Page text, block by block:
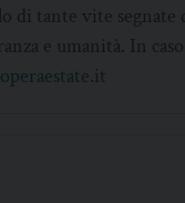
di tante vite segnate
e umanità. In
operaestate.it